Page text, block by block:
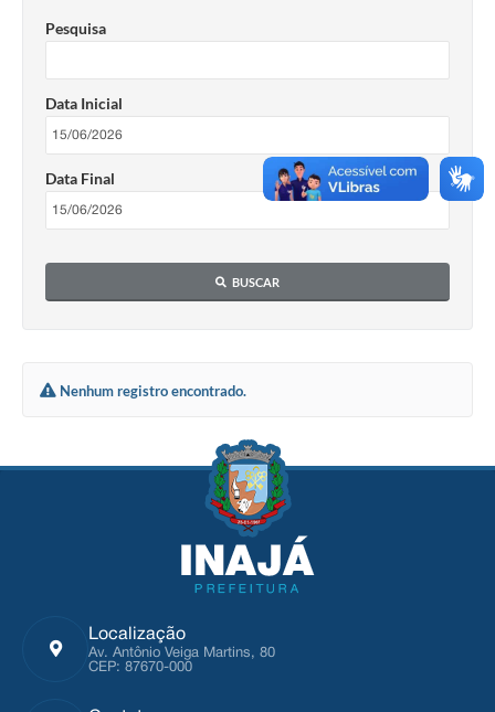
Pesquisa
Data Inicial
Data Final
BUSCAR
Nenhum registro encontrado.
Localização
Av. Antônio Veiga Martins, 80
CEP: 87670-000